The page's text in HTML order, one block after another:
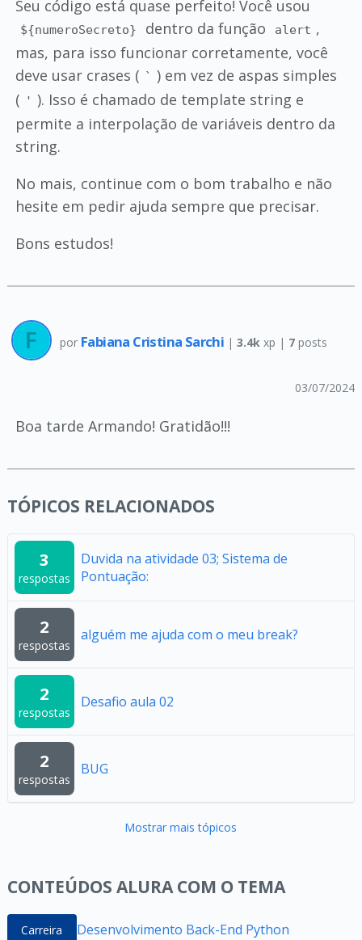
Seu código está quase perfeito! Você usou
${numeroSecreto} dentro da função alert ,
mas, para isso funcionar corretamente, você
deve usar crases ( ` ) em vez de aspas simples
(
' ). Isso é chamado de template string e
permite a interpolação de variáveis dentro da
string.
No mais, continue com o bom trabalho e não
hesite em pedir ajuda sempre que precisar.
Bons estudos!
por Fabiana Cristina Sarchi | 3.4kxp | 7posts
03/07/2024
Boa tarde Armando! Gratidão!!!
TÓPICOS RELACIONADOS
3
respostas
Duvida na atividade 03; Sistema de
Pontuação:
2
respostas
alguém me ajuda com o meu break?
2
respostas
Desafio aula 02
2
respostas
BUG
Mostrar mais tópicos
CONTEÚDOS ALURA COM O TEMA
Carreira Desenvolvimento Back-End Python